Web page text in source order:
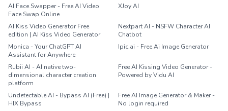
AI Face Swapper - Free AI Video
Face Swap Online
XJoy AI
AI Kiss Video Generator Free
edition | AI Kiss Video Generator
Nextpart AI - NSFW Character AI
Chatbot
Monica - Your ChatGPT AI
Assistant for Anywhere
Ipic.ai - Free Ai Image Generator
Rubii AI - AI native two-
dimensional character creation
platform
Free AI Kissing Video Generator -
Powered by Vidu AI
Undetectable AI - Bypass AI (Free) |
HIX Bypass
Free AI Image Generator & Maker -
No login required